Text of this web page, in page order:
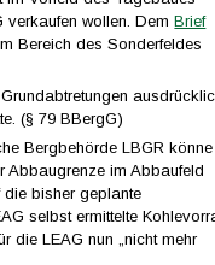
verkaufen wollen. DemBrief
Bereich des Sonderfeldes
(§ 79 BBergG)
Bergbehörde LBGR könne
Abbaugrenze im Abbaufeld
die bisher geplante
selbst ermittelte
die LEAG nun „nicht mehr